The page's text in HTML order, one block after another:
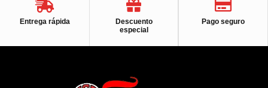
Entrega rápida
Descuento
especial
Pago seguro